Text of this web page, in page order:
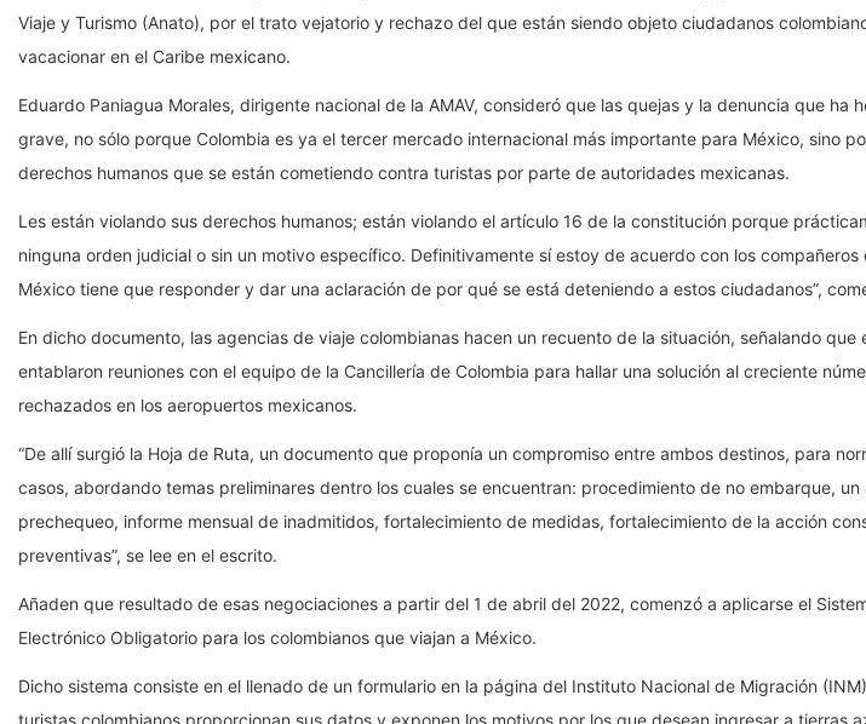
Viaje y Turismo (Anato), por el trato vejatorio y rechazo del que están siendo objeto ciudadanos
vacacionar en el Caribe mexicano.
Eduardo Paniagua Morales, dirigente nacional de la AMAV, consideró que las quejas y la denuncia que ha
grave, no sólo porque Colombia es ya el tercer mercado internacional más importante para México, sino
derechos humanos que se están cometiendo contra turistas por parte de autoridades mexicanas.
Les están violando sus derechos humanos; están violando el artículo 16 de la constitución porque
ninguna orden judicial o sin un motivo específico. Definitivamente sí estoy de acuerdo con los compañeros
México tiene que responder y dar una aclaración de por qué se está deteniendo a estos ciudadanos”,
En dicho documento, las agencias de viaje colombianas hacen un recuento de la situación, señalando que
entablaron reuniones con el equipo de la Cancillería de Colombia para hallar una solución al creciente
rechazados en los aeropuertos mexicanos.
“De allí surgió la Hoja de Ruta, un documento que proponía un compromiso entre ambos destinos, para
casos, abordando temas preliminares dentro los cuales se encuentran: procedimiento de no embarque,
prechequeo, informe mensual de inadmitidos, fortalecimiento de medidas, fortalecimiento de la acción
preventivas”, se lee en el escrito.
Añaden que resultado de esas negociaciones a partir del 1 de abril del 2022, comenzó a aplicarse el
Electrónico Obligatorio para los colombianos que viajan a México.
Dicho sistema consiste en el llenado de un formulario en la página del Instituto Nacional de Migración
turistas colombianos proporcionan sus datos y exponen los motivos por los que desean ingresar a tierras